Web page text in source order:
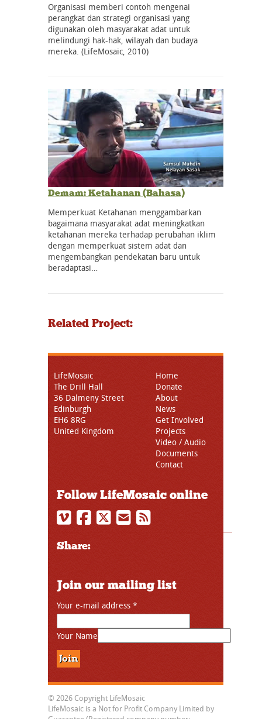
Organisasi memberi contoh mengenai
perangkat dan strategi organisasi yang
digunakan oleh masyarakat adat untuk
melindungi hak-hak, wilayah dan budaya
mereka. (LifeMosaic, 2010)
Demam: Ketahanan (Bahasa)
Memperkuat Ketahanan menggambarkan
bagaimana masyarakat adat meningkatkan
ketahanan mereka terhadap perubahan iklim
dengan memperkuat sistem adat dan
mengembangkan pendekatan baru untuk
beradaptasi…
Related Project:
LifeMosaic
The Drill Hall
36 Dalmeny Street
Edinburgh
EH6 8RG
United Kingdom
Home
Donate
About
News
Get Involved
Projects
Video / Audio
Documents
Contact
Follow LifeMosaic online
Share:
Join our mailing list
Your e-mail address *
Your Name
© 2026 Copyright LifeMosaic
LifeMosaic is a Not for Profit Company Limited by